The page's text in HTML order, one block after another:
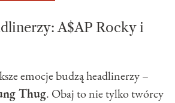
A$AP Rocky i
emocje budzą headlinerzy –
Thug. Obaj to nie tylko twórcy